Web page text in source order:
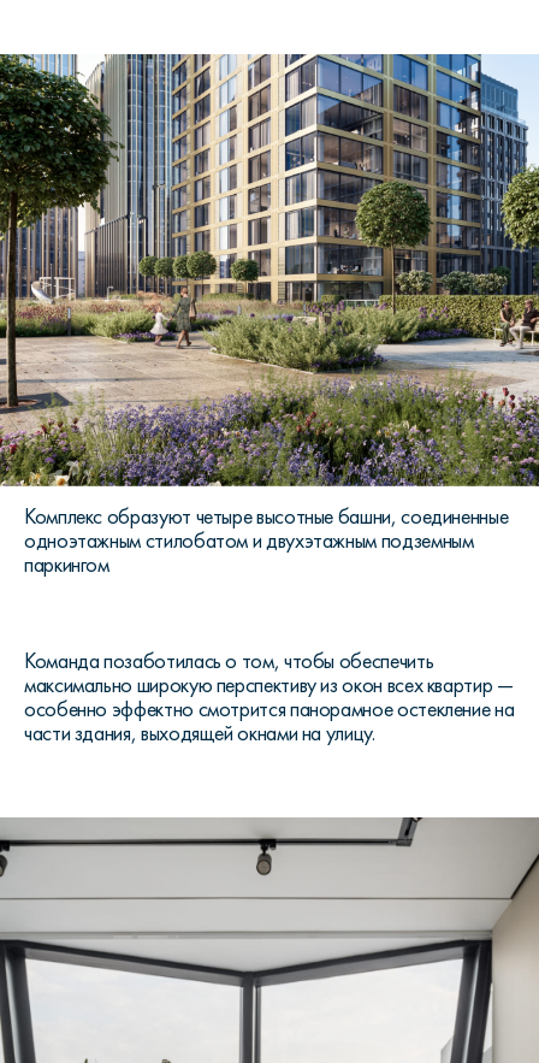
Комплекс образуют четыре высотные башни, соединенные
одноэтажным стилобатом и двухэтажным подземным
паркингом
Команда позаботилась о том, чтобы обеспечить
максимально широкую перспективу из окон всех квартир —
особенно эффектно смотрится панорамное остекление на
части здания, выходящей окнами на улицу.